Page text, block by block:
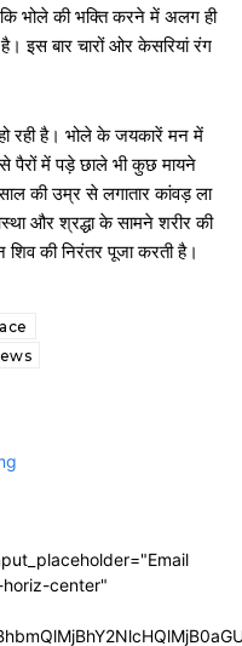
कि भोले की भक्ति करने में अलग ही
इस बार चारों ओर केसरियां रंग
रही है। भोले के जयकारें मन में
में पड़े छाले भी कुछ मायने
की उम्र से लगातार कांवड़ ला
और श्रद्धा के सामने शरीर की
शिव की निरंतर पूजा करती है।
center"